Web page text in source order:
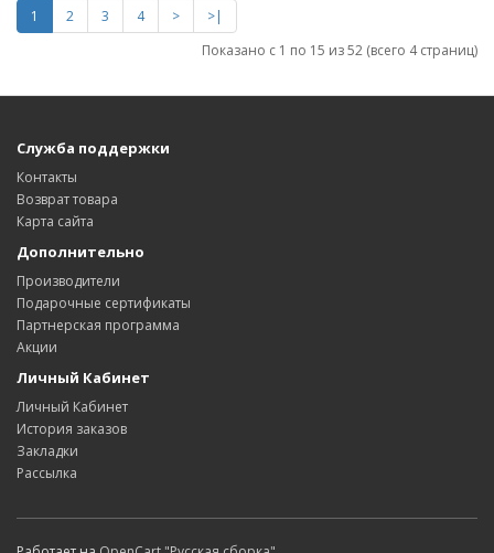
1 2 3 4 >
>|
Показано с 1 по 15 из 52 (всего 4 страниц)
Служба поддержки
Контакты
Возврат товара
Карта сайта
Дополнительно
Производители
Подарочные сертификаты
Партнерская программа
Акции
Личный Кабинет
Личный Кабинет
История заказов
Закладки
Рассылка